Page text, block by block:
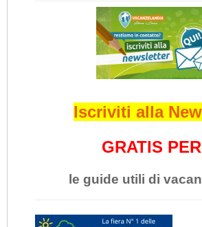
Iscriviti alla
GRATIS
le guide utili di